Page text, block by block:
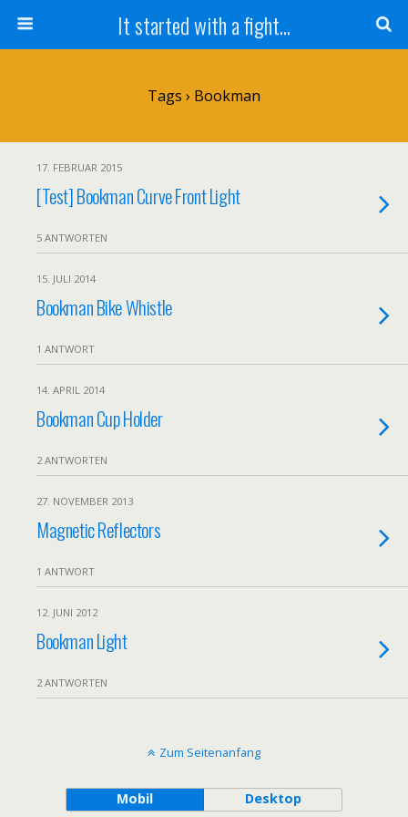
It started with a fight...
Tags › Bookman
17. FEBRUAR 2015
[Test] Bookman Curve Front Light
5 ANTWORTEN
15. JULI 2014
Bookman Bike Whistle
1 ANTWORT
14. APRIL 2014
Bookman Cup Holder
2 ANTWORTEN
27. NOVEMBER 2013
Magnetic Reflectors
1 ANTWORT
12. JUNI 2012
Bookman Light
2 ANTWORTEN
Zum Seitenanfang
Mobil Desktop